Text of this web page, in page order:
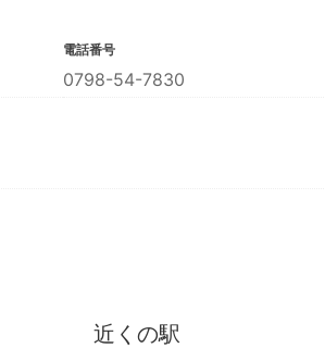
電話番号
0798-54-7830
近くの駅